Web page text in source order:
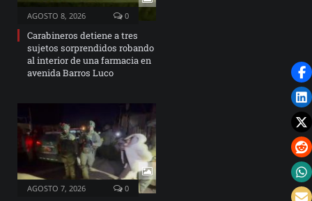
AGOSTO 8, 2026 0
Carabineros detiene a tres
sujetos sorprendidos robando
al interior de una farmacia en
avenida Barros Luco
AGOSTO 7, 2026 0